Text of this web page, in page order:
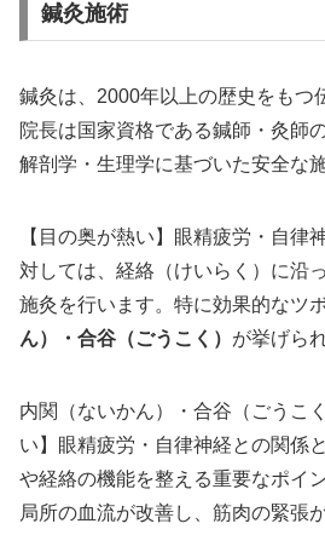
鍼灸施術
鍼灸は、2000年以上の歴史をもつ
院長は国家資格である鍼師・灸師
解剖学・生理学に基づいた安全な
【目の奥が熱い】眼精疲労・自律
対しては、経絡（けいらく）に沿
施灸を行います。特に効果的なツ
ん）・合谷（ごうこく） が挙げら
内関（ないかん）・合谷（ごうこ
い】眼精疲労・自律神経との関係
や経絡の機能を整える重要なポイ
局所の血流が改善し、筋肉の緊張